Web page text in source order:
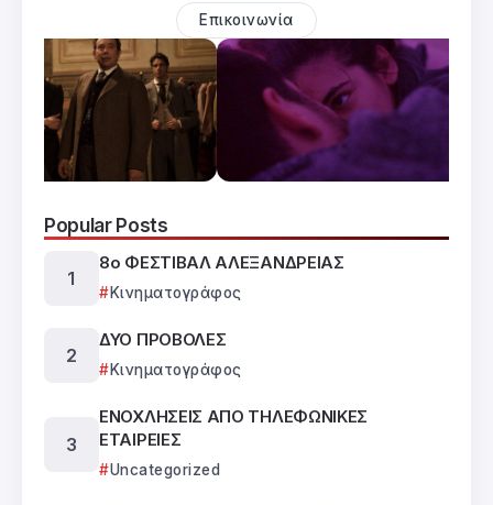
Επικοινωνία
Popular Posts
8ο ΦΕΣΤΙΒΑΛ ΑΛΕΞΑΝΔΡΕΙΑΣ
Κινηματογράφος
ΔΥΟ ΠΡΟΒΟΛΕΣ
Κινηματογράφος
ΕΝΟΧΛΗΣΕΙΣ ΑΠΟ ΤΗΛΕΦΩΝΙΚΕΣ
ΕΤΑΙΡΕΙΕΣ
Uncategorized